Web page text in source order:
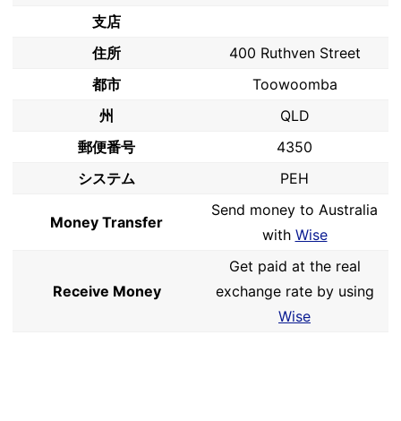
支店
住所
400 Ruthven Street
都市
Toowoomba
州
QLD
郵便番号
4350
システム
PEH
Money Transfer
Send money to Australia
with Wise
Receive Money
Get paid at the real
exchange rate by using
Wise